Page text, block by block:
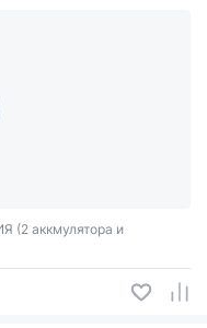
(2 аккмулятора и